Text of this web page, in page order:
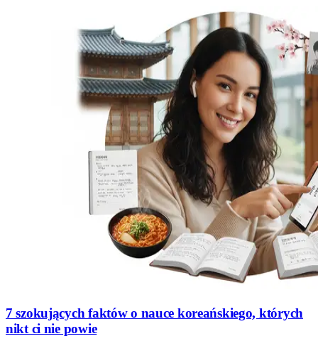
7 szokujących faktów o nauce koreańskiego, których
nikt ci nie powie